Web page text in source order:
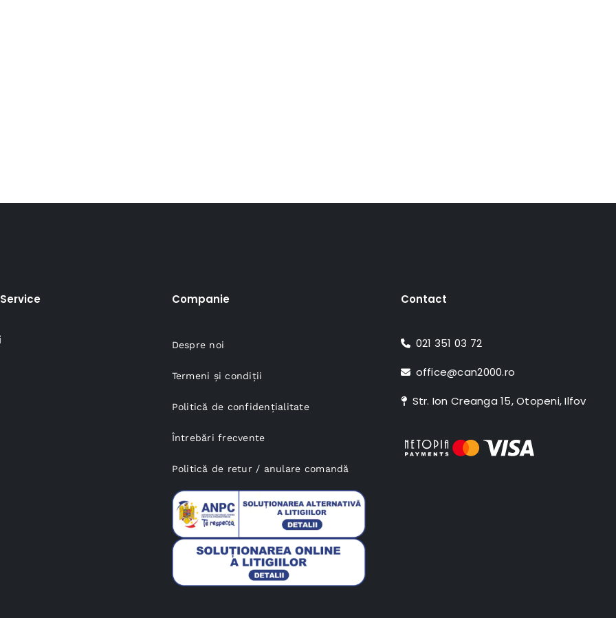
Companie
Despre noi
Termeni și condiții
Politică de confidențialitate
Întrebări frecvente
Politică de retur / anulare comandă
Contact
021 351 03 72
office@can2000.ro
Str. Ion Creanga 15, Otopeni, Ilfov